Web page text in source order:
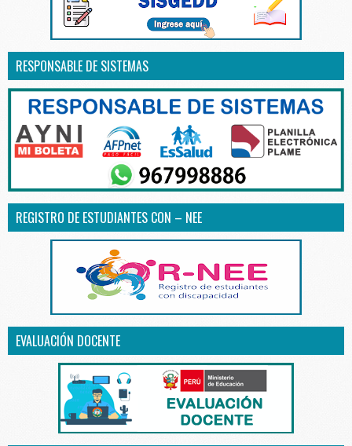
RESPONSABLE DE SISTEMAS
REGISTRO DE ESTUDIANTES CON – NEE
EVALUACIÓN DOCENTE